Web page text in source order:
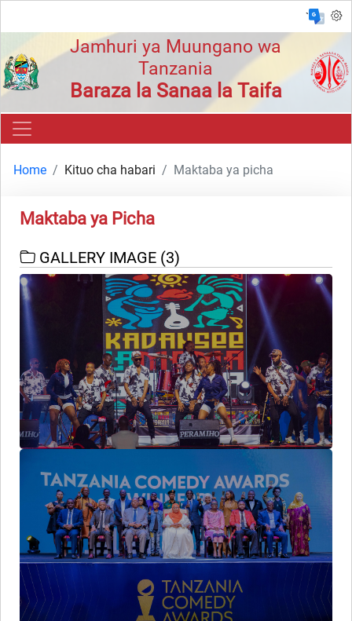
`
Jamhuri ya Muungano wa
Tanzania
Baraza la Sanaa la Taifa
Home Kituo cha habari Maktaba ya picha
Maktaba ya Picha
GALLERY IMAGE (3)